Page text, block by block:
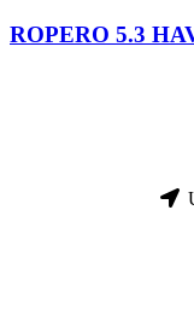
ROPERO 5.3